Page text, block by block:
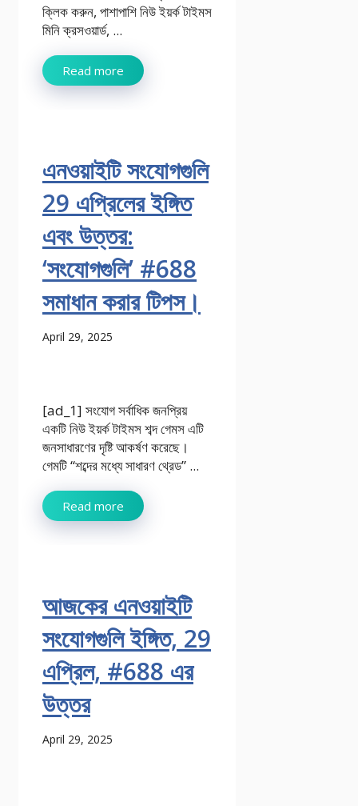
ক্লিক করুন, পাশাপাশি নিউ ইয়র্ক টাইমস
মিনি ক্রসওয়ার্ড, ...
Read more
এনওয়াইটি সংযোগগুলি
29 এপ্রিলের ইঙ্গিত
এবং উত্তর:
‘সংযোগগুলি’ #688
সমাধান করার টিপস।
April 29, 2025
[ad_1] সংযোগ সর্বাধিক জনপ্রিয়
একটি নিউ ইয়র্ক টাইমস শব্দ গেমস এটি
জনসাধারণের দৃষ্টি আকর্ষণ করেছে।
গেমটি “শব্দের মধ্যে সাধারণ থ্রেড” ...
Read more
আজকের এনওয়াইটি
সংযোগগুলি ইঙ্গিত, 29
এপ্রিল, #688 এর
উত্তর
April 29, 2025